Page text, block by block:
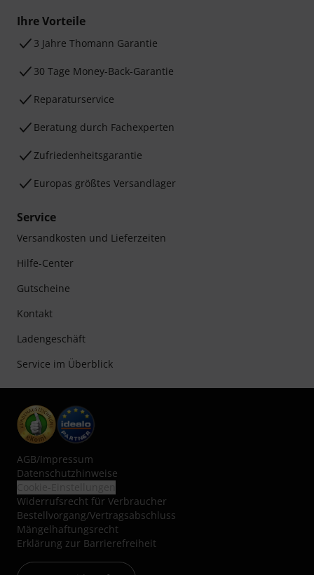
Ihre Vorteile
3 Jahre Thomann Garantie
30 Tage Money-Back-Garantie
Reparaturservice
Beratung durch Fachexperten
Zufriedenheitsgarantie
Europas größtes Versandlager
Service
Versandkosten und Lieferzeiten
Hilfe-Center
Gutscheine
Kontakt
Ladengeschäft
Service im Überblick
AGB/Impressum
Datenschutzhinweise
Widerrufsrecht für Verbraucher
Bestellvorgang/Vertragsabschluss
Mängelhaftungsrecht
Erklärung zur Barrierefreiheit